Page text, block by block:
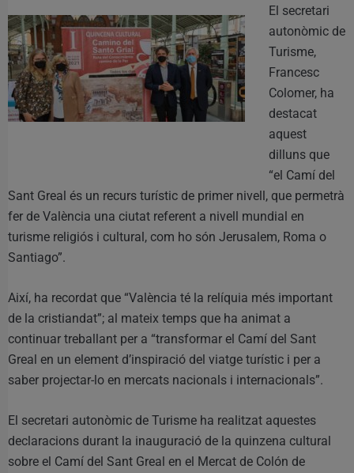
El secretari
autonòmic de
Turisme,
Francesc
Colomer, ha
destacat
aquest
dilluns que
“el Camí del
Sant Greal és un recurs turístic de primer nivell, que permetrà
fer de València una ciutat referent a nivell mundial en
turisme religiós i cultural, com ho són Jerusalem, Roma o
Santiago”.
Així, ha recordat que “València té la relíquia més important
de la cristiandat”; al mateix temps que ha animat a
continuar treballant per a “transformar el Camí del Sant
Greal en un element d’inspiració del viatge turístic i per a
saber projectar-lo en mercats nacionals i internacionals”.
El secretari autonòmic de Turisme ha realitzat aquestes
declaracions durant la inauguració de la quinzena cultural
sobre el Camí del Sant Greal en el Mercat de Colón de